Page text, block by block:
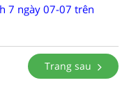
7 ngày 07-07 trên
Trang sau